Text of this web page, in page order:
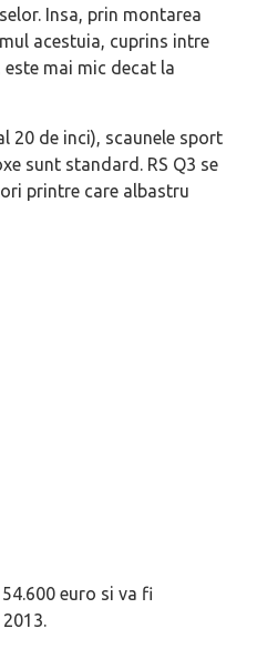
Insa, prin montarea
acestuia, cuprins intre
mai mic decat la
20 de inci), scaunele sport
sunt standard. RS Q3 se
printre care albastru
euro si va fi